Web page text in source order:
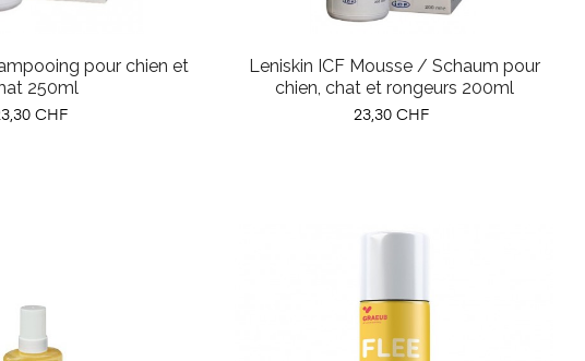
pour chien et
250ml
CHF
Leniskin ICF Mousse / Schaum pour
chien, chat et rongeurs 200ml
Prix
23,30 CHF